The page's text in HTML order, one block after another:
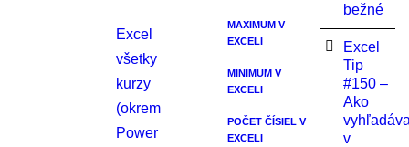
Excel
všetky
kurzy
(okrem
Power
MAXIMUM V
EXCELI
MINIMUM V
EXCELI
POČET ČÍSIEL V
EXCELI
bežné
Excel
Tip
#150 –
Ako
v